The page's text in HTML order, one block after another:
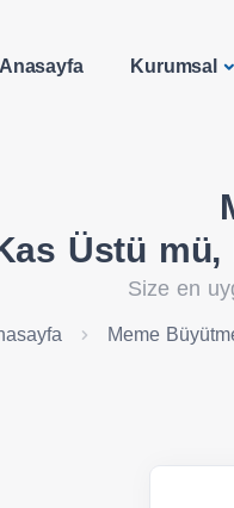
Anasayfa Kurumsal
Üstü mü,
Size en
Meme